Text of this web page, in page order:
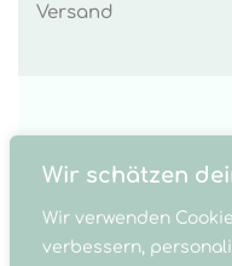
Wir schätzen
Wir verwenden
verbessern,
Versand